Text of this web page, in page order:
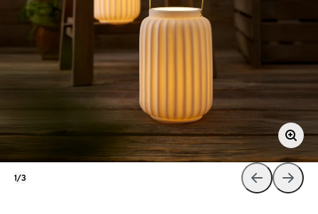
1/3